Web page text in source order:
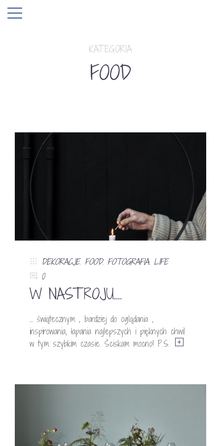
KATEGORIA
FOOD
DEKORACJE, FOOD, FOTOGRAFIA, LIFE
0
W NASTROJU….
… świątecznym , bardziej do oglądania ,
inspirowania, łapania najlepszych i pięknych chwil
w tym szybkim czasie. Ściskam mocno! P.S.